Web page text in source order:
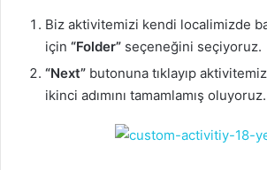
Biz aktivitemizi kendi localimizde
için “Folder” seçeneğini seçiyoruz.
“Next” butonuna tıklayıp
ikinci adımını tamamlamış oluyoruz.